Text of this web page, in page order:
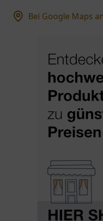
Bei Google Maps